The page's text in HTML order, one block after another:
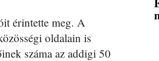
érintette meg. A
oldalain is
száma az addigi 50